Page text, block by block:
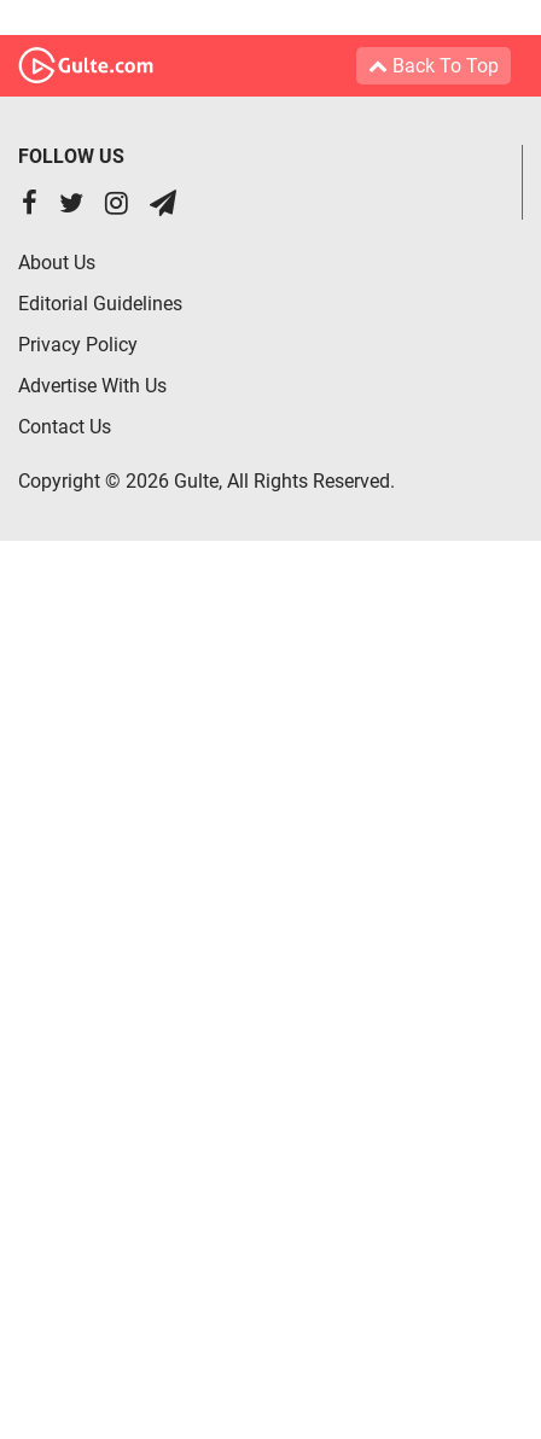
Back To Top
FOLLOW US
About Us
Editorial Guidelines
Privacy Policy
Advertise With Us
Contact Us
Copyright © 2026 Gulte, All Rights Reserved.